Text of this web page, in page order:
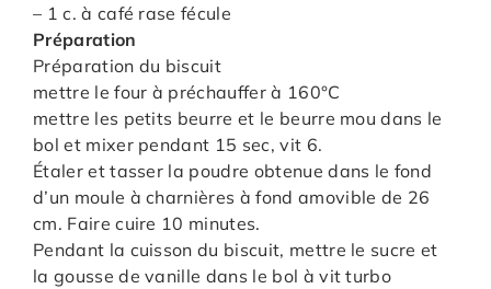
– 1 c. à café rase fécule
Préparation
Préparation du biscuit
mettre le four à préchauffer à 160°C
mettre les petits beurre et le beurre mou dans le
bol et mixer pendant 15 sec, vit 6.
Étaler et tasser la poudre obtenue dans le fond
d’un moule à charnières à fond amovible de 26
cm. Faire cuire 10 minutes.
Pendant la cuisson du biscuit, mettre le sucre et
la gousse de vanille dans le bol à vit turbo